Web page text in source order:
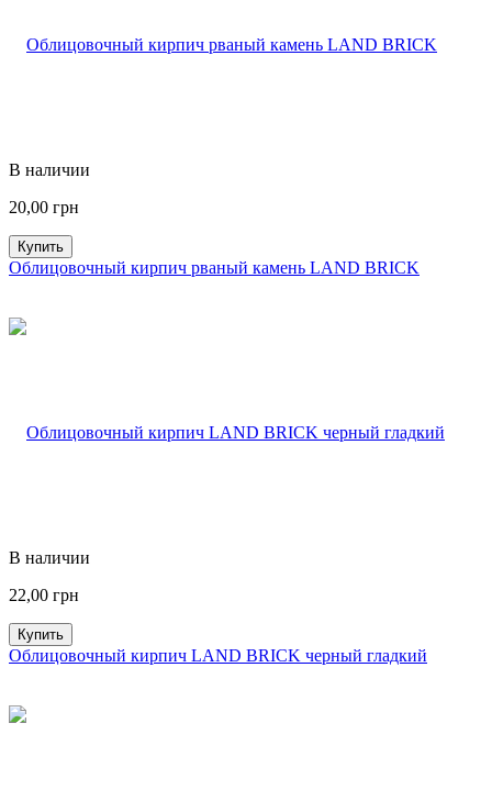
В наличии
20,00 грн
Купить
Облицовочный кирпич рваный камень LAND BRICK
В наличии
22,00 грн
Купить
Облицовочный кирпич LAND BRICK черный гладкий